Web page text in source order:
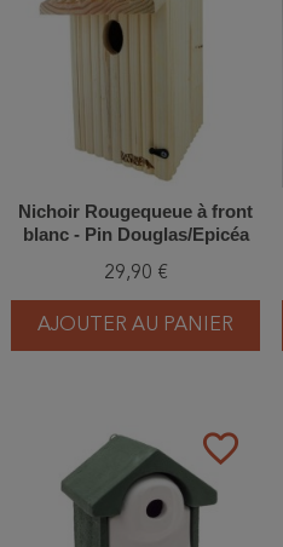
Nichoir Rougequeue à front
blanc - Pin Douglas/Epicéa
29,90 €
AJOUTER AU PANIER
favorite_border